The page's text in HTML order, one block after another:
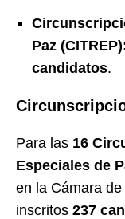
Paz
candidatos.
Para las 16
Especiales de
en la Cámara
inscritos 237